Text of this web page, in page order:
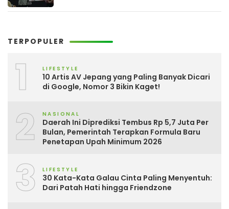
TERPOPULER
1 LIFESTYLE
10 Artis AV Jepang yang Paling Banyak Dicari
di Google, Nomor 3 Bikin Kaget!
2 NASIONAL
Daerah Ini Diprediksi Tembus Rp 5,7 Juta Per
Bulan, Pemerintah Terapkan Formula Baru
Penetapan Upah Minimum 2026
3 LIFESTYLE
30 Kata-Kata Galau Cinta Paling Menyentuh:
Dari Patah Hati hingga Friendzone